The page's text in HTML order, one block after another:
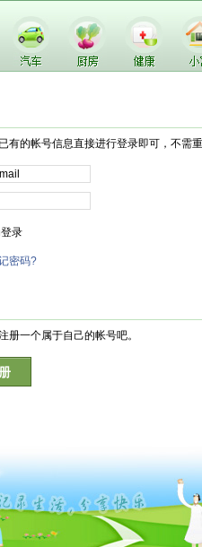
有的帐号信息直接进行登录即可，不需
录
密码?
册一个属于自己的帐号吧。